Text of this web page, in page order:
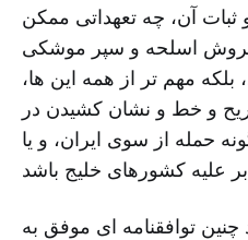
آن، چه تعهداتی ممکن
فروش اسلحه و سپر موشکی
بلکه مهم تر از همه این ها،
و خط و نشان کشیدن در
حمله از سوی ایران، و یا
چنین توافقنامه ای موفق به